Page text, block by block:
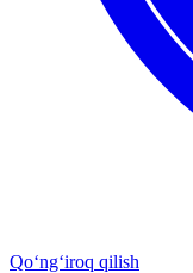
Qo‘ng‘iroq qilish